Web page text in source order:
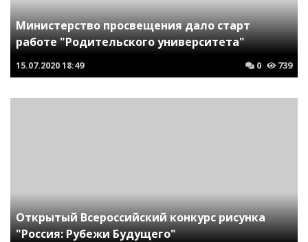
Министерство просвещения дало старт
работе "Родительского университета"
15.07.202018:49 0 739
Открытый Всероссийский конкурс рисунка
"Россия: Рубежи Будущего"